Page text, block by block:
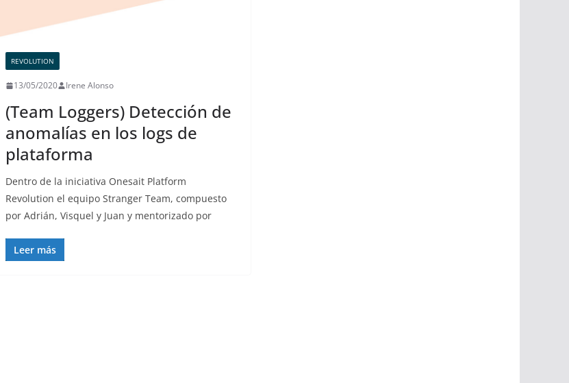
REVOLUTION
13/05/2020 Irene Alonso
(Team Loggers) Detección de
anomalías en los logs de
plataforma
Dentro de la iniciativa Onesait Platform
Revolution el equipo Stranger Team, compuesto
por Adrián, Visquel y Juan y mentorizado por
Leer más